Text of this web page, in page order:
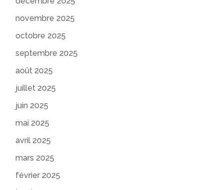
novembre 2025
octobre 2025
septembre 2025
août 2025
juillet 2025
juin 2025
mai 2025
avril 2025
mars 2025
février 2025